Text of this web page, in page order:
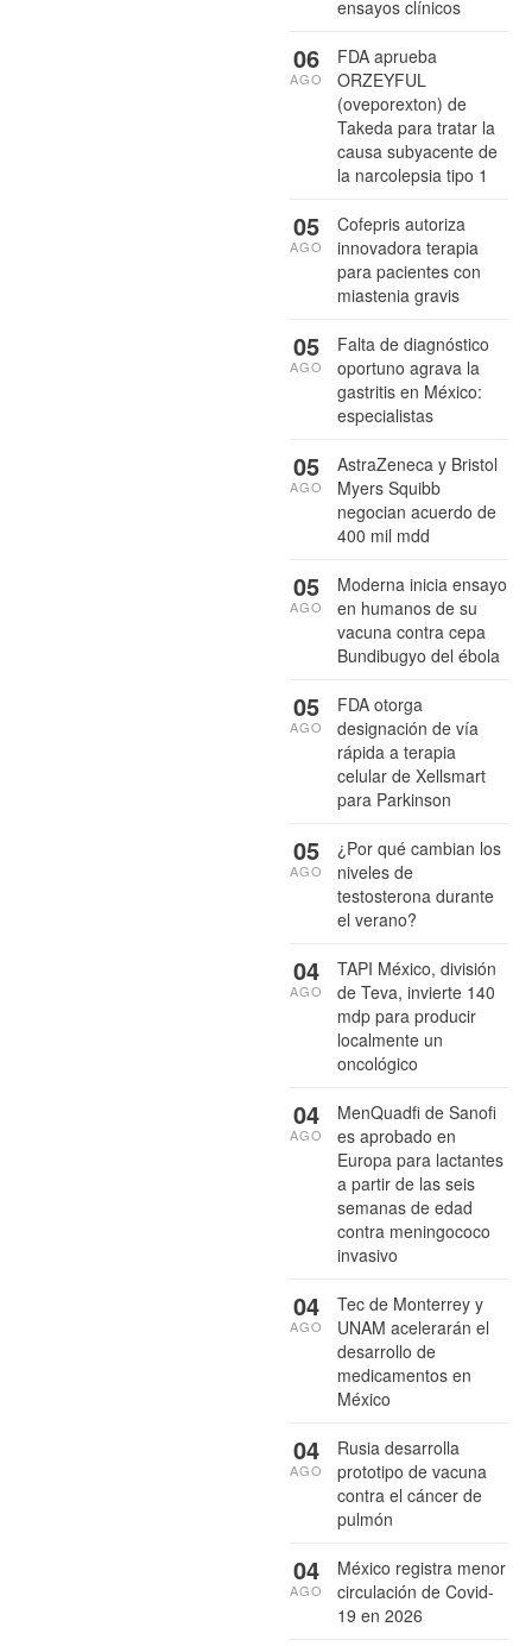
ensayos clínicos
FDA aprueba
ORZEYFUL
(oveporexton) de
Takeda para tratar la
causa subyacente de
la narcolepsia tipo 1
06
AGO
Cofepris autoriza
innovadora terapia
para pacientes con
miastenia gravis
05
AGO
Falta de diagnóstico
oportuno agrava la
gastritis en México:
especialistas
05
AGO
AstraZeneca y Bristol
Myers Squibb
negocian acuerdo de
400 mil mdd
05
AGO
Moderna inicia ensayo
en humanos de su
vacuna contra cepa
Bundibugyo del ébola
05
AGO
FDA otorga
designación de vía
rápida a terapia
celular de Xellsmart
para Parkinson
05
AGO
¿Por qué cambian los
niveles de
testosterona durante
el verano?
05
AGO
TAPI México, división
de Teva, invierte 140
mdp para producir
localmente un
oncológico
04
AGO
MenQuadfi de Sanofi
es aprobado en
Europa para lactantes
a partir de las seis
semanas de edad
contra meningococo
invasivo
04
AGO
Tec de Monterrey y
UNAM acelerarán el
desarrollo de
medicamentos en
México
04
AGO
Rusia desarrolla
prototipo de vacuna
contra el cáncer de
pulmón
04
AGO
México registra menor
circulación de Covid-
19 en 2026
04
AGO